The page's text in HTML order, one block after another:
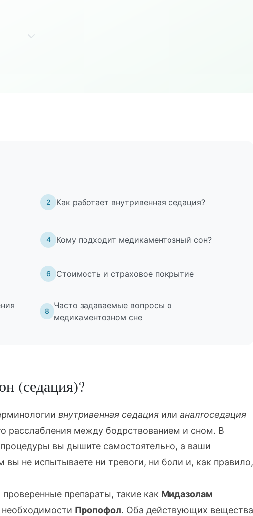
2 Как работает внутривенная седация?
4 Кому подходит медикаментозный сон?
6 Стоимость и страховое покрытие
8
Часто задаваемые вопросы о
медикаментозном сне
(седация)?
внутривенная седация или аналгоседация
расслабления между бодрствованием и сном. В
вы дышите самостоятельно, а ваши
не испытываете ни тревоги, ни боли и, как правило,
препараты, такие как Мидазолам
необходимости Пропофол. Оба действующих вещества